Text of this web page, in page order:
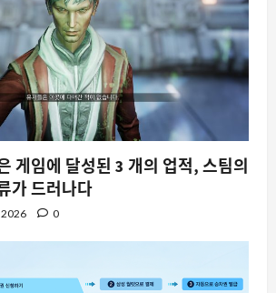
게임에 달성된 3 개의 업적, 스팀의
가 드러나다
2026 0